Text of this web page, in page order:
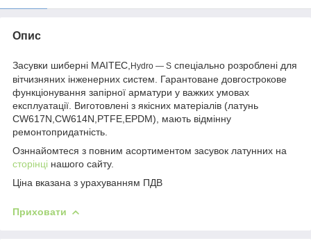
Опис
Засувки шиберні MAITEC, Hydro ― S спеціально розроблені для
вітчизняних інженерних систем. Гарантоване довгострокове
функціонування запірної арматури у важких умовах
експлуатації. Виготовлені з якісних матеріалів (латунь
CW617N,CW614N,PTFE,EPDM), мають відмінну
ремонтопридатність.
Озннайомтеся з повним асортиментом засувок латунних на
сторінці нашого сайту.
Ціна вказана з урахуванням ПДВ
Приховати